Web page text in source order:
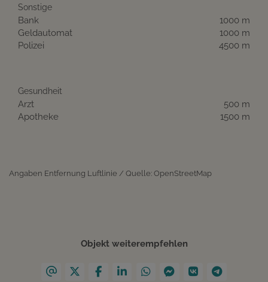
Sonstige
Bank
1000 m
Geldautomat
1000 m
Polizei
4500 m
Gesundheit
Arzt
500 m
Apotheke
1500 m
Angaben Entfernung Luftlinie / Quelle: OpenStreetMap
Objekt weiterempfehlen